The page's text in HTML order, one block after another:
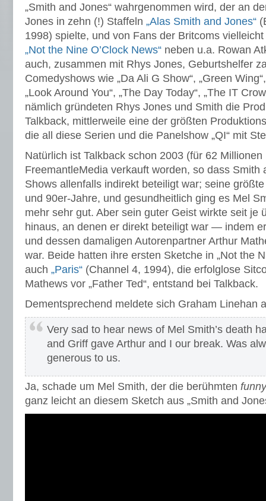
„Smith and Jones“ wahrgenommen wird, der an
Jones in zehn (!) Staffeln „Alas Smith and Jones“
1998) spielte, und von Fans der Britcoms
„Not the Nine O’Clock News“ neben u.a. Rowan
auch, zusammen mit Rhys Jones, Geburtshelfer
Comedyshows wie „Da Ali G Show“, „Green
„Look Around You“, „The Day Today“, „The IT
nämlich gründeten Rhys Jones und Smith die
Talkback, mittlerweile eine der größten
die all diese Serien und die Panelshow „QI“ mit
Natürlich ist Talkback schon 2003 (für 62 Millionen
FreemantleMedia verkauft worden, so dass Smith
Shows allenfalls indirekt beteiligt war; seine
und 90er-Jahre, und gesundheitlich ging es Mel
mehr sehr gut. Aber sein guter Geist wirkte seit je
hinaus, an denen er direkt beteiligt war — indem
und dessen damaligen Autorenpartner Arthur
war. Beide hatten ihre ersten Sketche in „Not the
auch „Paris“ (Channel 4, 1994), die erfolglose
Mathews vor „Father Ted“, entstand bei Talkback.
Dementsprechend meldete sich Graham Linehan
Very sad to hear news of Mel Smith’s death
and Griff gave Arthur and I our break. Was
generous to us.
Ja, schade um Mel Smith, der die berühmten
ganz leicht an diesem Sketch aus „Smith and